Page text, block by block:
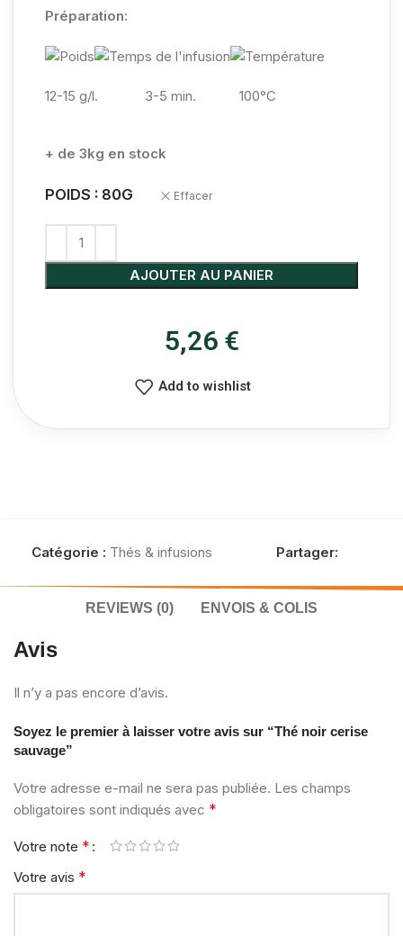
Préparation:
12-15 g/l. 3-5 min. 100°C
+ de 3kg en stock
POIDS : 80G Effacer
AJOUTER AU PANIER
5,26 €
Add to wishlist
Catégorie : Thés & infusions Partager:
REVIEWS (0) ENVOIS & COLIS
Avis
Il n’y a pas encore d’avis.
Soyez le premier à laisser votre avis sur “Thé noir cerise
sauvage”
Votre adresse e-mail ne sera pas publiée. Les champs
obligatoires sont indiqués avec *
Votre note *
Votre avis *